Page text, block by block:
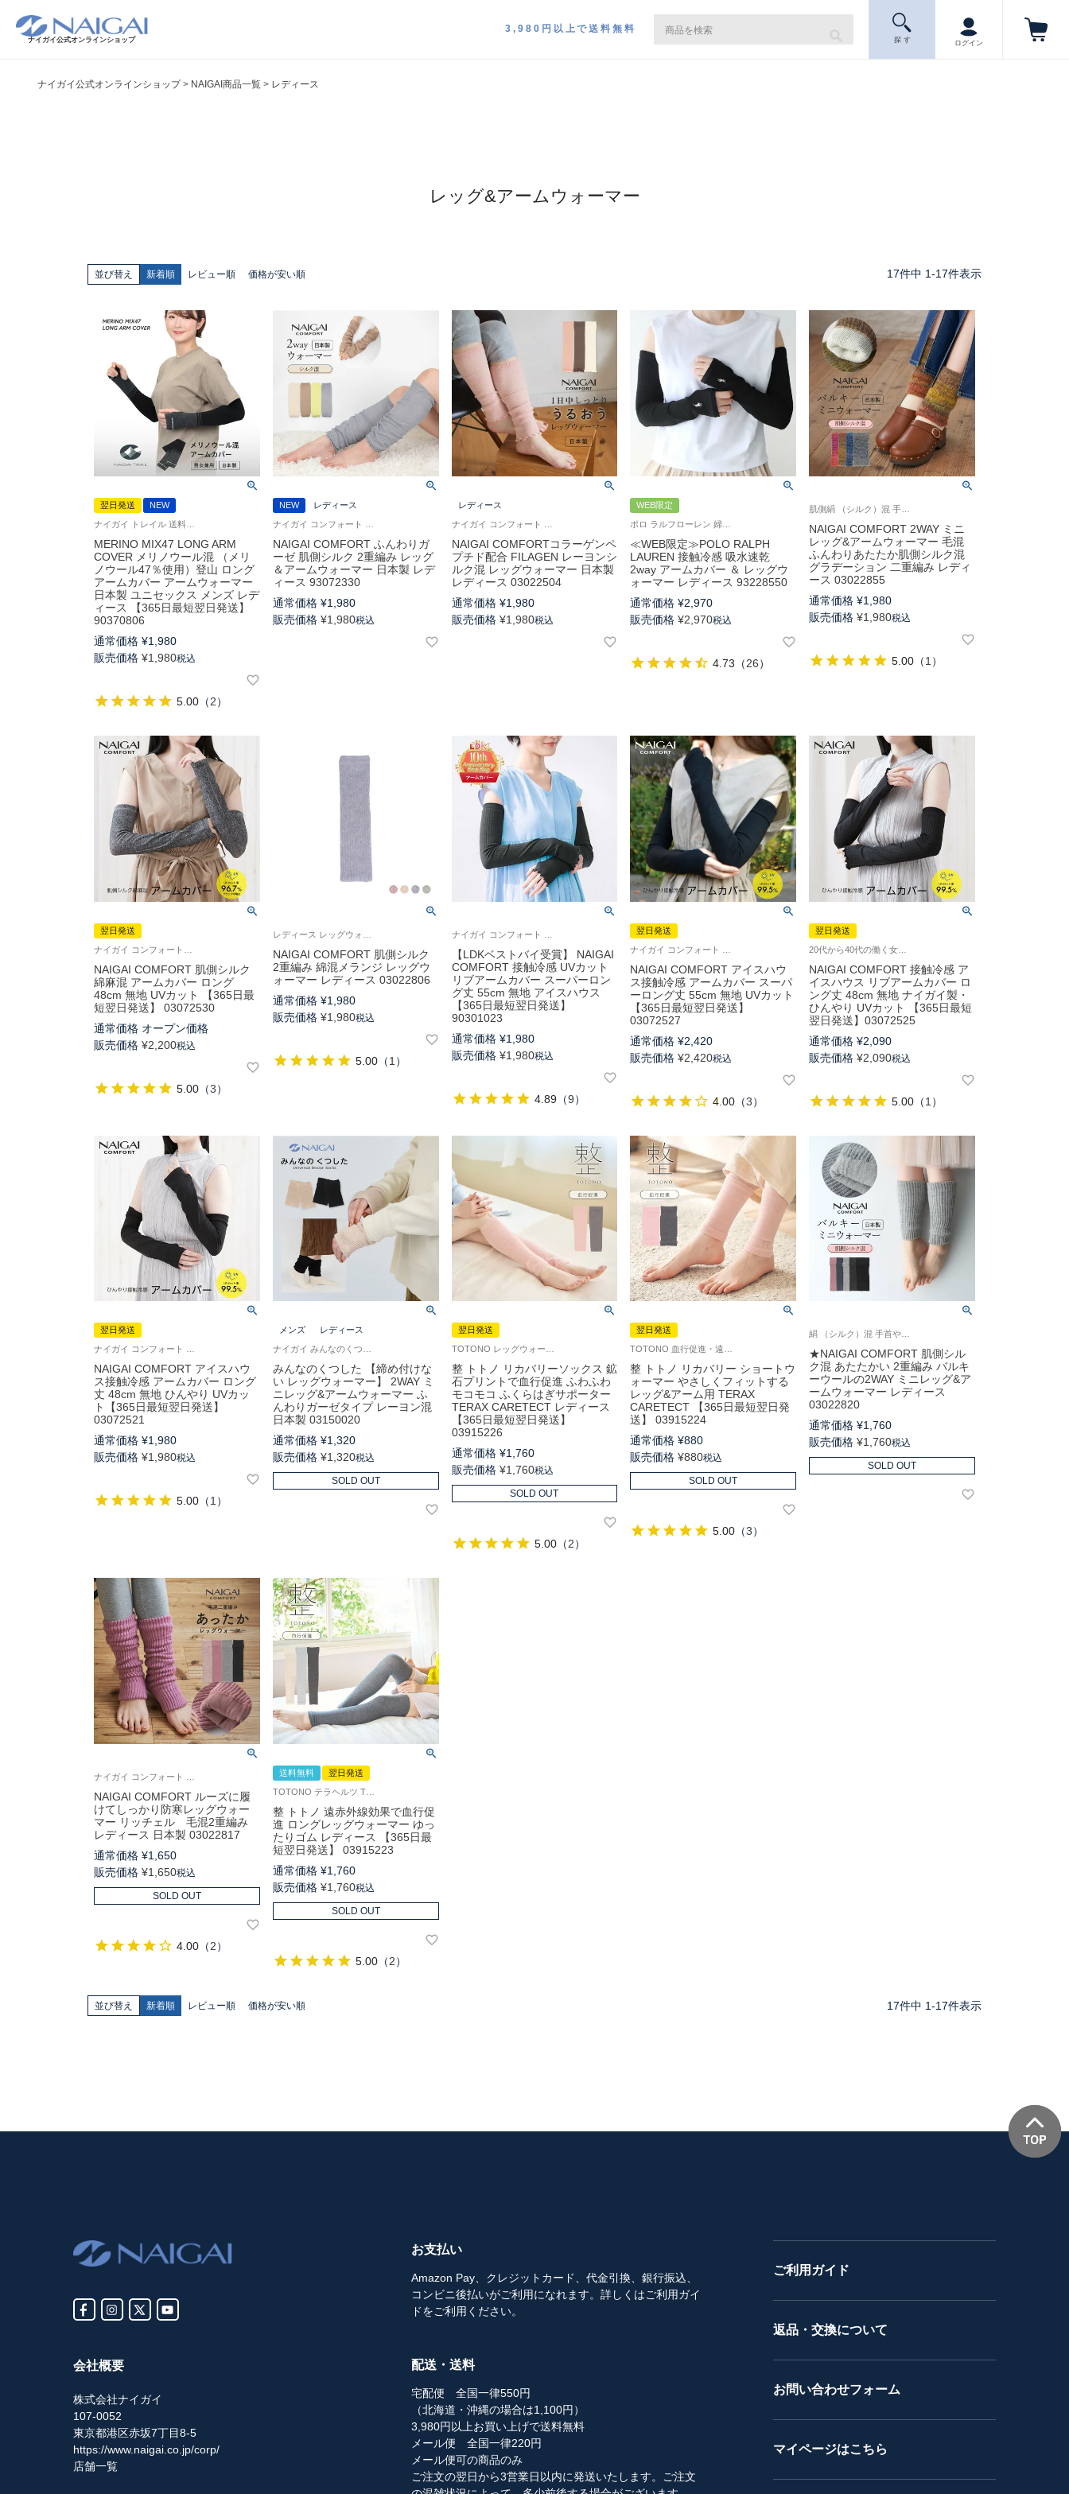
ナイガイ公式オンラインショップ
3,980円以上で送料無料
探 す ログイン
ナイガイ公式オンラインショップ NAIGAI商品一覧 レディース
レッグ&アームウォーマー
並び替え 新着順 レビュー順 価格が安い順 17件中 1-17件表示
翌日発送
NEW
MERINO MIX47 LONG ARM
COVER メリノウール混 （メリ
ノウール47％使用）登山 ロング
アームカバー アームウォーマー
日本製 ユニセックス メンズ レデ
ィース 【365日最短翌日発送】
90370806
通常価格 ¥1,980
販売価格 ¥1,980税込
5.00 （2）
NEW
レディース
NAIGAI COMFORT ふんわりガ
ーゼ 肌側シルク 2重編み レッグ
＆アームウォーマー 日本製 レデ
ィース 93072330
通常価格 ¥1,980
販売価格 ¥1,980税込
レディース
NAIGAI COMFORTコラーゲンペ
プチド配合 FILAGEN レーヨンシ
ルク混 レッグウォーマー 日本製
レディース 03022504
通常価格 ¥1,980
販売価格 ¥1,980税込
WEB限定
≪WEB限定≫POLO RALPH
LAUREN 接触冷感 吸水速乾
2way アームカバー ＆ レッグウ
ォーマー レディース 93228550
通常価格 ¥2,970
販売価格 ¥2,970税込
4.73 （26）
NAIGAI COMFORT 2WAY ミニ
レッグ&アームウォーマー 毛混
ふんわりあたたか肌側シルク混
グラデーション 二重編み レディ
ース 03022855
通常価格 ¥1,980
販売価格 ¥1,980税込
5.00 （1 ）
翌日発送
NAIGAI COMFORT 肌側シルク
綿麻混 アームカバー ロング
48cm 無地 UVカット 【365日最
短翌日発送】 03072530
通常価格 オープン価格
販売価格 ¥2,200税込
5.00 （3）
NAIGAI COMFORT 肌側シルク
2重編み 綿混メランジ レッグウ
ォーマー レディース 03022806
通常価格 ¥1,980
販売価格 ¥1,980税込
5.00（1 ）
【LDKベストバイ受賞】 NAIGAI
COMFORT 接触冷感 UVカット
リブアームカバー スーパーロン
グ丈 55cm 無地 アイスハウス
【365日最短翌日発送】
90301023
通常価格 ¥1,980
販売価格 ¥1,980税込
4.89 （9）
翌日発送
NAIGAI COMFORT アイスハウ
ス接触冷感 アームカバー スーパ
ーロング丈 55cm 無地 UVカット
【365日最短翌日発送】
03072527
通常価格 ¥2,420
販売価格 ¥2,420税込
4.00 （3）
翌日発送
NAIGAI COMFORT 接触冷感 ア
イスハウス リブアームカバー ロ
ング丈 48cm 無地 ナイガイ製・
ひんやり UVカット 【365日最短
翌日発送】03072525
通常価格 ¥2,090
販売価格 ¥2,090税込
5.00 （1 ）
翌日発送
NAIGAI COMFORT アイスハウ
ス接触冷感 アームカバー ロング
丈 48cm 無地 ひんやり UVカッ
ト【365日最短翌日発送】
03072521
通常価格 ¥1,980
販売価格 ¥1,980税込
5.00 （1）
メンズ
レディース
みんなのくつした 【締め付けな
い レッグウォーマー】 2WAY ミ
ニレッグ&アームウォーマー ふ
んわりガーゼタイプ レーヨン混
日本製 03150020
通常価格 ¥1,320
販売価格 ¥1,320税込
SOLD OUT
翌日発送
整 トトノ リカバリーソックス 鉱
石プリントで血行促進 ふわふわ
モコモコ ふくらはぎサポーター
TERAX CARETECT レディース
【365日最短翌日発送】
03915226
通常価格 ¥1,760
販売価格 ¥1,760税込
SOLD OUT
5.00（2）
翌日発送
整 トトノ リカバリー ショートウ
ォーマー やさしくフィットする
レッグ&アーム用 TERAX
CARETECT 【365日最短翌日発
送】 03915224
通常価格 ¥880
販売価格 ¥880税込
SOLD OUT
5.00 （3）
★NAIGAI COMFORT 肌側シル
ク混 あたたかい 2重編み バルキ
ーウールの2WAY ミニレッグ&ア
ームウォーマー レディース
03022820
通常価格 ¥1,760
販売価格 ¥1,760税込
SOLD OUT
NAIGAI COMFORT ルーズに履
けてしっかり防寒レッグウォー
マー リッチェル 毛混2重編み
レディース 日本製 03022817
通常価格 ¥1,650
販売価格 ¥1,650税込
SOLD OUT
4.00 （2）
送料無料
翌日発送
TOTONO テラヘルツ TERAX CARETECTで 遠赤外線（テラヘルツ光波含む）効果 Femtech（フェムテック） 締めつけない あたたかい
整 トトノ 遠赤外線効果で血行促
進 ロングレッグウォーマー ゆっ
たりゴム レディース 【365日最
短翌日発送】 03915223
通常価格 ¥1,760
販売価格 ¥1,760税込
SOLD OUT
5.00（2）
並び替え 新着順 レビュー順 価格が安い順 17件中 1-17件表示
会社概要
株式会社ナイガイ
107-0052
東京都港区赤坂7丁目8-5
https://www.naigai.co.jp/corp/
店舗一覧
お支払い
Amazon Pay、クレジットカード、代金引換、銀行振込、
コンビニ後払いがご利用になれます。詳しくはご利用ガイ
ドをご利用ください。
配送・送料
宅配便 全国一律550円
（北海道・沖縄の場合は1,100円）
3,980円以上お買い上げで送料無料
メール便 全国一律220円
メール便可の商品のみ
ご注文の翌日から3営業日以内に発送いたします。ご注文
ご利用ガイド
返品・交換について
お問い合わせフォーム
マイページはこちら